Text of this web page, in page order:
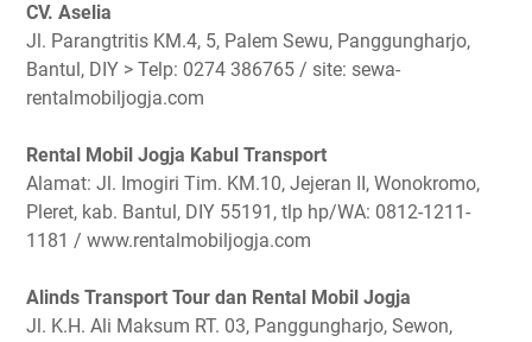
CV. Aselia
Jl. Parangtritis KM.4, 5, Palem Sewu, Panggungharjo,
Bantul, DIY > Telp: 0274 386765 / site: sewa-
rentalmobiljogja.com
Rental Mobil Jogja Kabul Transport
Alamat: Jl. Imogiri Tim. KM.10, Jejeran II, Wonokromo,
Pleret, kab. Bantul, DIY 55191, tlp hp/WA: 0812-1211-
1181 / www.rentalmobiljogja.com
Alinds Transport Tour dan Rental Mobil Jogja
Jl. K.H. Ali Maksum RT. 03, Panggungharjo, Sewon,